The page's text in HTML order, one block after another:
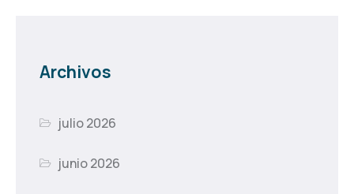
Archivos
julio 2026
junio 2026